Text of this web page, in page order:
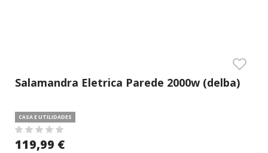
Salamandra Eletrica Parede 2000w (delba)
CASA E UTILIDADES
119,99 €